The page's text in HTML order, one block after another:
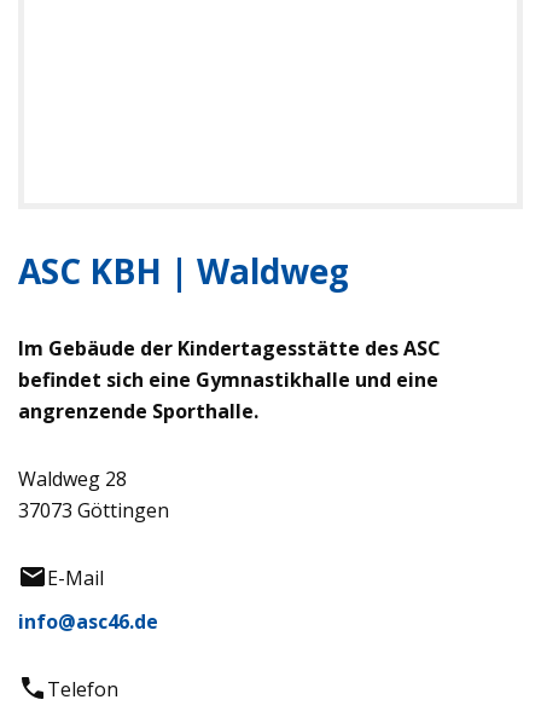
ASC KBH | Waldweg
Im Gebäude der Kindertagesstätte des ASC
befindet sich eine Gymnastikhalle und eine
angrenzende Sporthalle.
Waldweg 28
37073 Göttingen
E-Mail
info@asc46.de
Telefon